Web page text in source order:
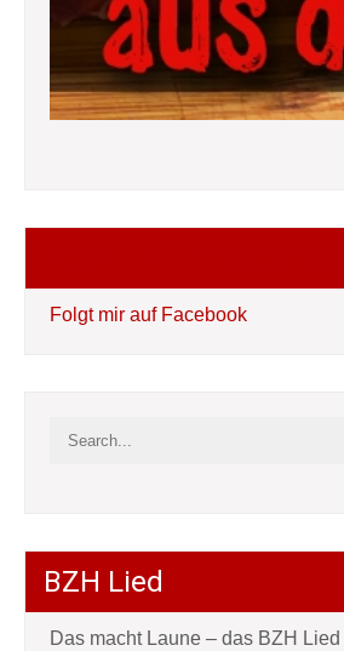
Folgt mir auf Facebook
BZH Lied
Das macht Laune – das BZH